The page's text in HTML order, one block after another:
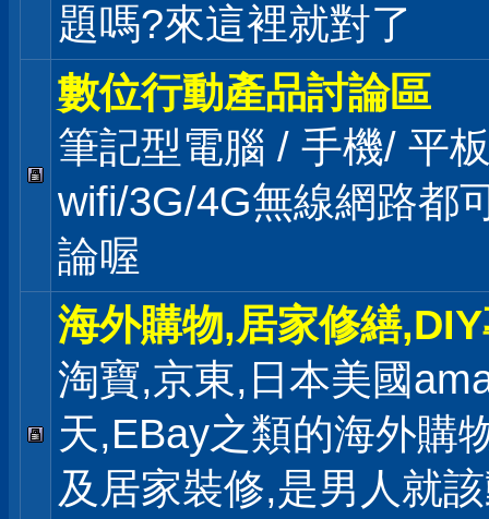
題嗎?來這裡就對了
數位行動產品討論區
筆記型電腦 / 手機/ 平
wifi/3G/4G無線網路都
論喔
海外購物,居家修繕
淘寶,京東,日本美國
天,EBay之類的海外購
及居家裝修,是男人就